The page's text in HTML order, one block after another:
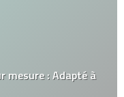
mesure : Adapté à